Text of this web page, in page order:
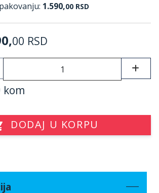
1.590,00 RSD
00 RSD
kom
DODAJ U KORPU